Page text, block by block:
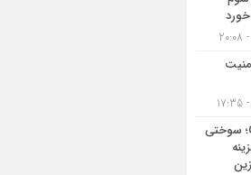
مزیت قیمتی CNG؛ سوختی